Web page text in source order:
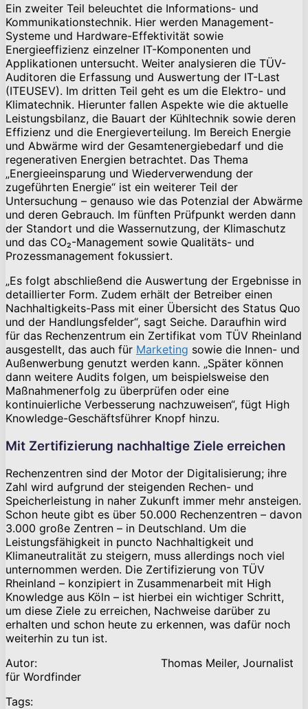
Ein zweiter Teil beleuchtet die Informations- und
Kommunikationstechnik. Hier werden Management-
Systeme und Hardware-Effektivität sowie
Energieeffizienz einzelner IT-Komponenten und
Applikationen untersucht. Weiter analysieren die TÜV-
Auditoren die Erfassung und Auswertung der IT-Last
(ITEUSEV). Im dritten Teil geht es um die Elektro- und
Klimatechnik. Hierunter fallen Aspekte wie die aktuelle
Leistungsbilanz, die Bauart der Kühltechnik sowie deren
Effizienz und die Energieverteilung. Im Bereich Energie
und Abwärme wird der Gesamtenergiebedarf und die
regenerativen Energien betrachtet. Das Thema
„Energieeinsparung und Wiederverwendung der
zugeführten Energie“ ist ein weiterer Teil der
Untersuchung – genauso wie das Potenzial der Abwärme
und deren Gebrauch. Im fünften Prüfpunkt werden dann
der Standort und die Wassernutzung, der Klimaschutz
und das CO₂-Management sowie Qualitäts- und
Prozessmanagement fokussiert.
„Es folgt abschließend die Auswertung der Ergebnisse in
detaillierter Form. Zudem erhält der Betreiber einen
Nachhaltigkeits-Pass mit einer Übersicht des Status Quo
und der Handlungsfelder“, sagt Seiche. Daraufhin wird
für das Rechenzentrum ein Zertifikat vom TÜV Rheinland
ausgestellt, das auch für Marketing sowie die Innen- und
Außenwerbung genutzt werden kann. „Später können
dann weitere Audits folgen, um beispielsweise den
Maßnahmenerfolg zu überprüfen oder eine
kontinuierliche Verbesserung nachzuweisen“, fügt High
Knowledge-Geschäftsführer Knopf hinzu.
Mit Zertifizierung nachhaltige Ziele erreichen
Rechenzentren sind der Motor der Digitalisierung; ihre
Zahl wird aufgrund der steigenden Rechen- und
Speicherleistung in naher Zukunft immer mehr ansteigen.
Schon heute gibt es über 50.000 Rechenzentren – davon
3.000 große Zentren – in Deutschland. Um die
Leistungsfähigkeit in puncto Nachhaltigkeit und
Klimaneutralität zu steigern, muss allerdings noch viel
unternommen werden. Die Zertifizierung von TÜV
Rheinland – konzipiert in Zusammenarbeit mit High
Knowledge aus Köln – ist hierbei ein wichtiger Schritt,
um diese Ziele zu erreichen, Nachweise darüber zu
erhalten und schon heute zu erkennen, was dafür noch
weiterhin zu tun ist.
Autor: Thomas Meiler, Journalist
für Wordfinder
Tags: